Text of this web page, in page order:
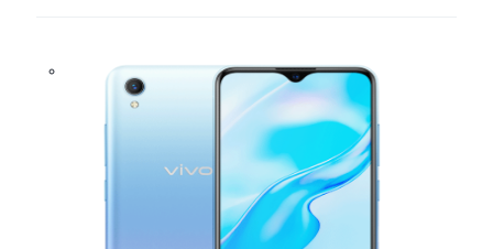
Côte d'Ivoire | Veuillez sélectionner le pays/la région